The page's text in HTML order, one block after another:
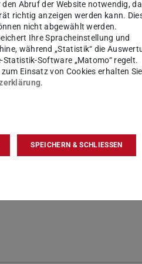
den Abruf der Website notwendig,
richtig anzeigen werden kann.
nicht abgewählt werden.
Ihre Spracheinstellung und
während „Statistik“ die
Statistik-Software „Matomo“ regelt.
Einsatz von Cookies erhalten
.
SPEICHERN & SCHLIESSEN